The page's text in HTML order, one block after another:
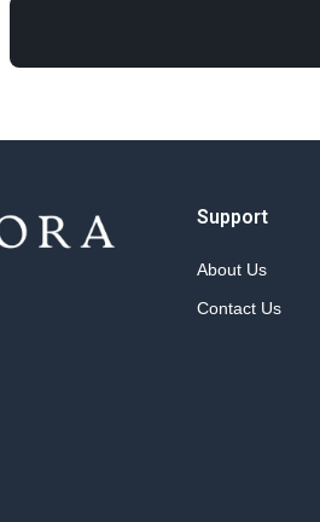
Support
About Us
Contact Us